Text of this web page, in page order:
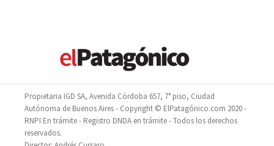
Propietaria IGD SA, Avenida Córdoba 657, 7° piso, Ciudad
Autónoma de Buenos Aires - Copyright © ElPatagónico.com 2020 -
RNPI En trámite - Registro DNDA en trámite - Todos los derechos
reservados.